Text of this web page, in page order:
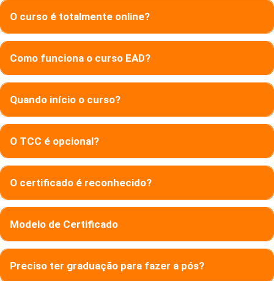
O curso é totalmente online?
Como funciona o curso EAD?
Quando início o curso?
O TCC é opcional?
O certificado é reconhecido?
Modelo de Certificado
Preciso ter graduação para fazer a pós?